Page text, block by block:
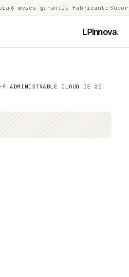
6 meses garantía fabricante
LPinnova.
P ADMINISTRABLE CLOUD DE 20